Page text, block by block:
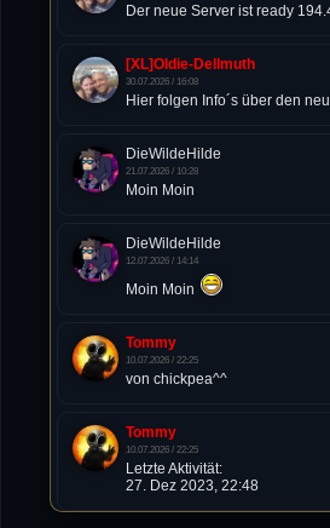
Der neue Server ist ready
[XL]Oldie-Dellmuth
30.07.2026 / 16:08
Hier folgen Info´s über den
DieWildeHilde
21.07.2026 / 10:28
Moin Moin
DieWildeHilde
12.07.2026 / 14:14
Moin Moin
Tommy
10.07.2026 / 22:25
von chickpea^^
Tommy
10.07.2026 / 22:25
Letzte Aktivität:
27. Dez 2023, 22:48